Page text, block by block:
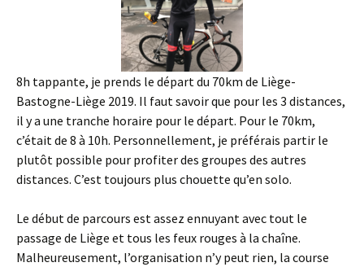
8h tappante, je prends le départ du 70km de Liège-
Bastogne-Liège 2019. Il faut savoir que pour les 3 distances,
il y a une tranche horaire pour le départ. Pour le 70km,
c’était de 8 à 10h. Personnellement, je préférais partir le
plutôt possible pour profiter des groupes des autres
distances. C’est toujours plus chouette qu’en solo.
Le début de parcours est assez ennuyant avec tout le
passage de Liège et tous les feux rouges à la chaîne.
Malheureusement, l’organisation n’y peut rien, la course